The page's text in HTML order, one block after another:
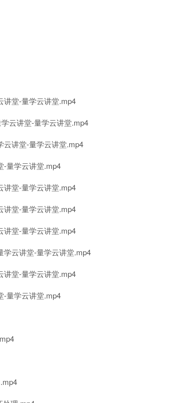
堂-量学云讲堂.mp4
云讲堂-量学云讲堂.mp4
讲堂-量学云讲堂.mp4
-量学云讲堂.mp4
堂-量学云讲堂.mp4
堂-量学云讲堂.mp4
堂-量学云讲堂.mp4
云讲堂-量学云讲堂.mp4
堂-量学云讲堂.mp4
-量学云讲堂.mp4